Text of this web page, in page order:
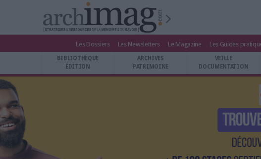
BIBLIOTHÈQUE ÉDITION
ARCHIVES PATRIMOINE
VEILLE DOCUMENTATION
UNIVERS DATA
TRAVAIL COLLABORATIF
VIE NUMÉRIQUE
NUMÉRIQUE RESPONSABLE
Les Dossiers Les Newsletters Le Magazine Les Guides
BIBLIOTHÈQUE
ÉDITION
ARCHIVES
PATRIMOINE
VEILLE
DOCUMENTATION